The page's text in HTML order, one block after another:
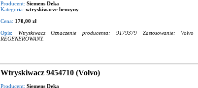
Producent: Siemens Deka
Kategoria: wtryskiwacze benzyny
Cena: 170,00 zł
Opis:
Wtryskiwacz Oznaczenie producenta: 9179379 Zastosowanie:
REGENEROWANY.
Wtryskiwacz 9454710 (Volvo)
Producent: Siemens Deka